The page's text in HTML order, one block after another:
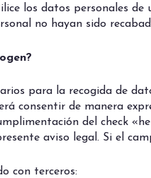
los datos personales
no hayan sido
para la recogida de
consentir de manera
del check
aviso legal. Si el
con terceros: